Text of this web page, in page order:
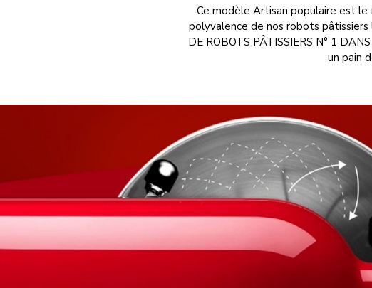
Ce modèle Artisan populaire est le
polyvalence de nos robots
DE ROBOTS PÂTISSIERS N° 1
un pain